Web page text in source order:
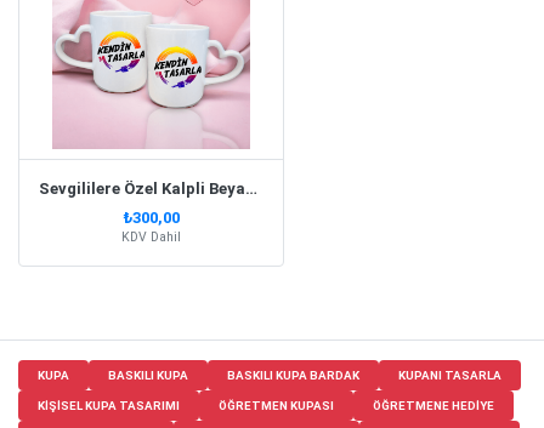
Sevgililere Özel Kalpli Beyaz Kupa Bardak Set
₺300,00
KDV Dahil
KUPA BASKILI KUPA BASKILI KUPA BARDAK KUPANI TASARLA
KIŞISEL KUPA TASARIMI ÖĞRETMEN KUPASI ÖĞRETMENE HEDIYE